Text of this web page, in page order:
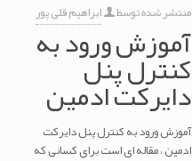
منتشر شده توسط ابراهیم قلی پور
آموزش ورود به
کنترل پنل
دایرکت ادمین
آموزش ورود به کنترل پنل دایرکت
ادمین ، مقاله ای است برای کسانی که